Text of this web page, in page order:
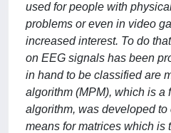
used for people with
problems or even in video
increased interest. To do
on EEG signals has been
in hand to be classified are
algorithm (MPM), which is a
algorithm, was developed
means for matrices which is